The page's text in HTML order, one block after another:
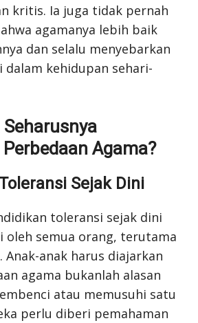
kritis. Ia juga tidak pernah
agamanya lebih baik
dan selalu menyebarkan
dalam kehidupan sehari-
Agama?
Sejak Dini
toleransi sejak dini
oleh semua orang, terutama
Anak-anak harus diajarkan
agama bukanlah alasan
atau memusuhi satu
perlu diberi pemahaman